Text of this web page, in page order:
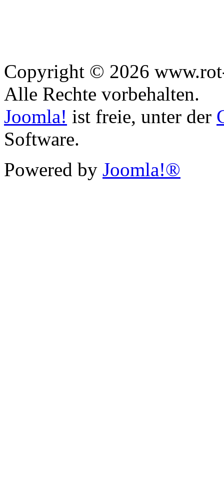
Copyright © 2026
Alle Rechte vorbehalten.
Joomla! ist freie, unter der
Software.
Powered by Joomla!®